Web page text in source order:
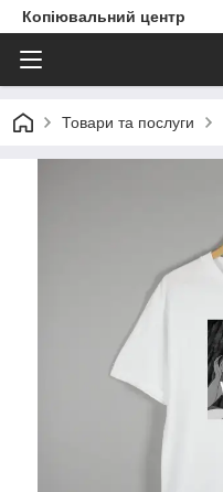
Копіювальний центр
Товари та послуги